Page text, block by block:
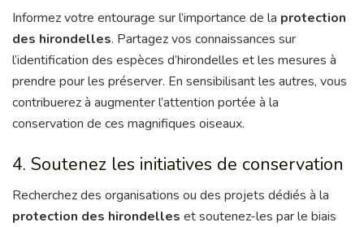
Informez votre entourage sur l’importance de la protection
des hirondelles. Partagez vos connaissances sur
l’identification des espèces d’hirondelles et les mesures à
prendre pour les préserver. En sensibilisant les autres, vous
contribuerez à augmenter l’attention portée à la
conservation de ces magnifiques oiseaux.
4. Soutenez les initiatives de conservation
Recherchez des organisations ou des projets dédiés à la
protection des hirondelles et soutenez-les par le biais